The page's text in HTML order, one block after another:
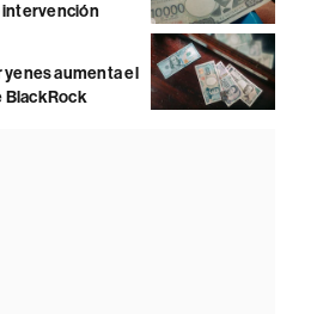
intervención
yenes aumenta el
BlackRock